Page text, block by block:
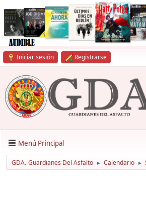
Iniciar sesión Registrarse
Menú Principal
GDA.-Guardianes Del Asfalto ► Calendario ►